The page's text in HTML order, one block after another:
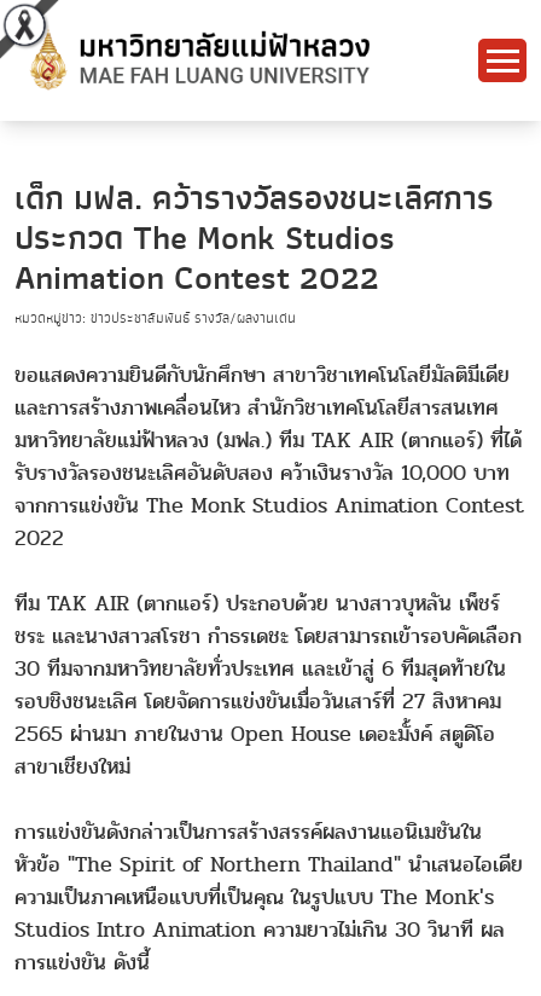
เด็ก มฟล. คว้ารางวัลรองชนะเลิศการ
ประกวด The Monk Studios
Animation Contest 2022
หมวดหมู่ข่าว: ข่าวประชาสัมพันธ์ รางวัล/ผลงานเด่น
ขอแสดงความยินดีกับนักศึกษา สาขาวิชาเทคโนโลยีมัลติมีเดีย
และการสร้างภาพเคลื่อนไหว สำนักวิชาเทคโนโลยีสารสนเทศ
มหาวิทยาลัยแม่ฟ้าหลวง (มฟล.) ทีม TAK AIR (ตากแอร์) ที่ได้
รับรางวัลรองชนะเลิศอันดับสอง คว้าเงินรางวัล 10,000 บาท
จากการแข่งขัน The Monk Studios Animation Contest
2022
ทีม TAK AIR (ตากแอร์) ประกอบด้วย นางสาวบุหลัน เพ็ชร์
ชระ และนางสาวสโรชา กำธรเดชะ โดยสามารถเข้ารอบคัดเลือก
30 ทีมจากมหาวิทยาลัยทั่วประเทศ และเข้าสู่ 6 ทีมสุดท้ายใน
รอบชิงชนะเลิศ โดยจัดการแข่งขันเมื่อวันเสาร์ที่ 27 สิงหาคม
2565 ผ่านมา ภายในงาน Open House เดอะมั้งค์ สตูดิโอ
สาขาเชียงใหม่
การแข่งขันดังกล่าวเป็นการสร้างสรรค์ผลงานแอนิเมชันใน
หัวข้อ "The Spirit of Northern Thailand" นำเสนอไอเดีย
ความเป็นภาคเหนือแบบที่เป็นคุณ ในรูปแบบ The Monk's
Studios Intro Animation ความยาวไม่เกิน 30 วินาที ผล
การแข่งขัน ดังนี้